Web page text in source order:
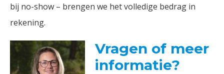
bij no-show – brengen we het volledige bedrag in
rekening.
Vragen of meer
informatie?